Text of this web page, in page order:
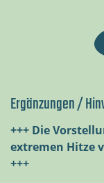
Ergänzungen /
+++ Die
extremen Hitze
+++